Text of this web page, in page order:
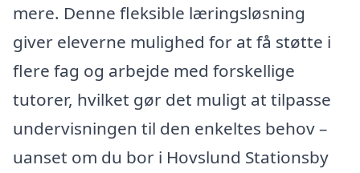
mere. Denne fleksible læringsløsning
giver eleverne mulighed for at få støtte i
flere fag og arbejde med forskellige
tutorer, hvilket gør det muligt at tilpasse
undervisningen til den enkeltes behov –
uanset om du bor i Hovslund Stationsby